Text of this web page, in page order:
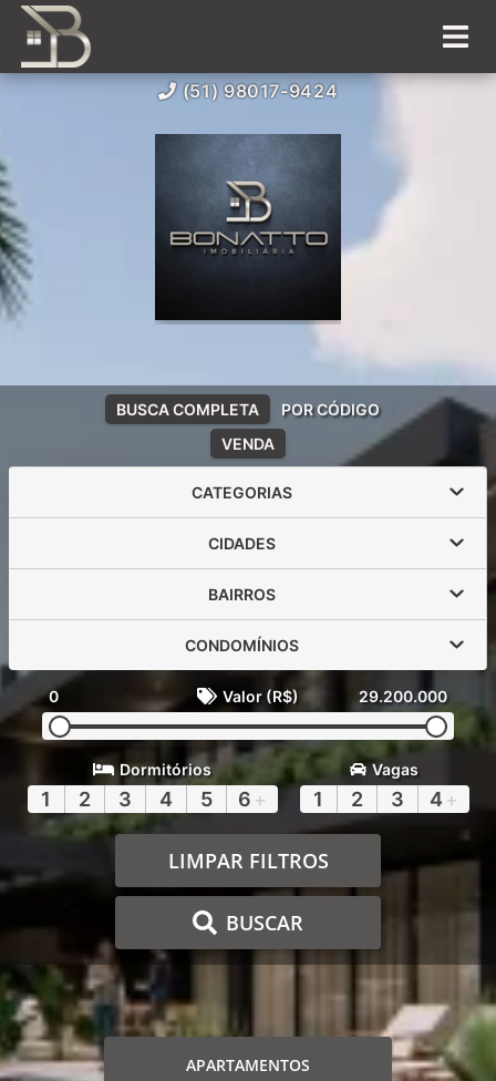
(51) 98017-9424
VENDA
BUSCA COMPLETA POR CÓDIGO
CATEGORIAS
CIDADES
BAIRROS
CONDOMÍNIOS
0 Valor (R$) 29.200.000
Dormitórios
1 2 3 4 5 6 +
Vagas
1 2 3 4 +
LIMPAR FILTROS
BUSCAR
APARTAMENTOS